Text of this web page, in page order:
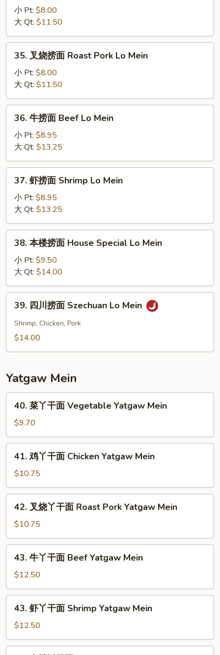
Chicken
Lo
Mein
小 Pt: $8.00
大 Qt: $11.50
35.
面
Roast
Pork
Mein
35. 叉烧捞面 Roast Pork Lo Mein
小 Pt: $8.00
大 Qt: $11.50
36.
Beef
Lo
Mein
36. 牛捞面 Beef Lo Mein
小 Pt: $8.95
大 Qt: $13.25
37.
Shrimp
Lo
Mein
37. 虾捞面 Shrimp Lo Mein
小 Pt: $8.95
大 Qt: $13.25
38.
面
House
Special
38. 本楼捞面 House Special Lo Mein
小 Pt: $9.50
大 Qt: $14.00
39.
Mein
39. 四川捞面 Szechuan Lo Mein
Shrimp, Chicken, Pork
$14.00
Yatgaw Mein
40.
干
面
Vegetable
Yatgaw
Mein
40. 菜丫干面 Vegetable Yatgaw Mein
$9.70
41.
干
面
Chicken
Yatgaw
Mein
41. 鸡丫干面 Chicken Yatgaw Mein
$10.75
42.
丫
干
Roast
Pork
Yatgaw
Mein
42. 叉烧丫干面 Roast Pork Yatgaw Mein
$10.75
43.
干
面
Beef
Yatgaw
Mein
43. 牛丫干面 Beef Yatgaw Mein
$12.50
43.
干
面
43. 虾丫干面 Shrimp Yatgaw Mein
$12.50
44.